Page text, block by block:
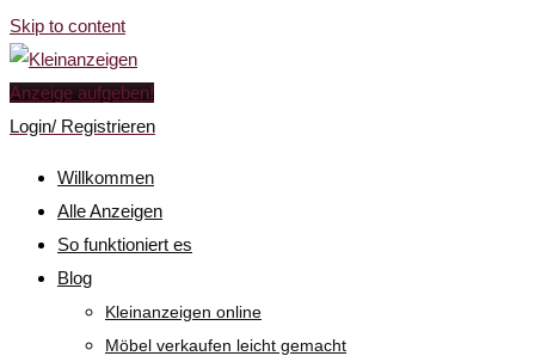
Skip to content
Anzeige aufgeben!
Login/ Registrieren
Willkommen
Alle Anzeigen
So funktioniert es
Blog
Kleinanzeigen online
Möbel verkaufen leicht gemacht